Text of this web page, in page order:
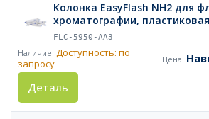
Колонка EasyFlash NH2 для
хроматографии,
25 г, 1 шт.
FLC-5950-AA3
Доступность: по
запросу
Деталь